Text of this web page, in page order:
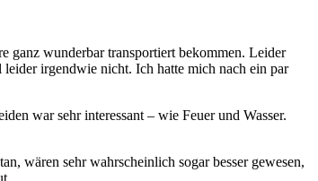
ganz wunderbar transportiert bekommen. Leider
irgendwie nicht. Ich hatte mich nach ein par
war sehr interessant – wie Feuer und Wasser.
wären sehr wahrscheinlich sogar besser gewesen,